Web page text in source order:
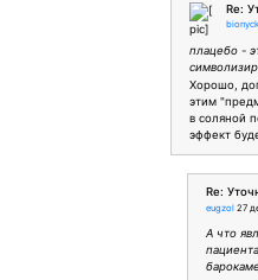
Re:
плацебо -
Хорошо,
этим
в соляной
эффект
Re:
eugzol 27
А что